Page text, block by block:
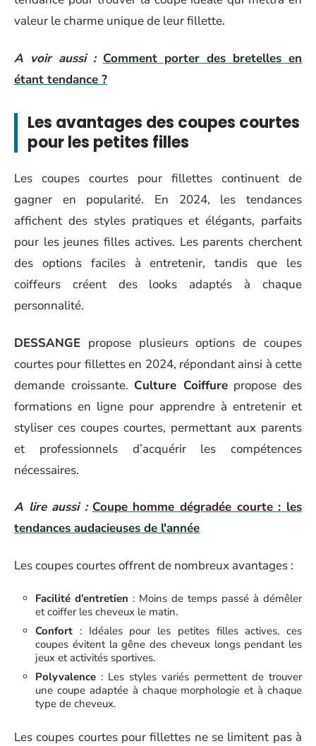
valeur le charme unique de leur fillette.
A voir aussi : Comment porter des bretelles en
étant tendance ?
Les avantages des coupes courtes
pour les petites filles
Les coupes courtes pour fillettes continuent de
gagner en popularité. En 2024, les tendances
affichent des styles pratiques et élégants, parfaits
pour les jeunes filles actives. Les parents cherchent
des options faciles à entretenir, tandis que les
coiffeurs créent des looks adaptés à chaque
personnalité.
DESSANGE propose plusieurs options de coupes
courtes pour fillettes en 2024, répondant ainsi à cette
demande croissante. Culture Coiffurepropose des
formations en ligne pour apprendre à entretenir et
styliser ces coupes courtes, permettant aux parents
et professionnels d’acquérir les compétences
nécessaires.
A lire aussi : Coupe homme dégradée courte : les
tendances audacieuses de l'année
Les coupes courtes offrent de nombreux avantages :
Facilité d’entretien : Moins de temps passé à démêler
et coiffer les cheveux le matin.
Confort : Idéales pour les petites filles actives, ces
coupes évitent la gêne des cheveux longs pendant les
jeux et activités sportives.
Polyvalence : Les styles variés permettent de trouver
une coupe adaptée à chaque morphologie et à chaque
type de cheveux.
Les coupes courtes pour fillettes ne se limitent pas à